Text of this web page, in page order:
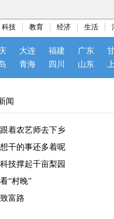
科技 教育 经济 生活
大连 福建 广东
青海 四川 山东
闻
着农艺师去下乡
干的事还多着呢
技撑起千亩梨园
“村晚”
富路